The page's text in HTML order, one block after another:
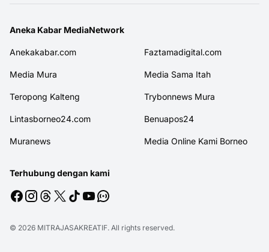
Aneka Kabar MediaNetwork
Anekakabar.com Faztamadigital.com
Media Mura Media Sama Itah
Teropong Kalteng Trybonnews Mura
Lintasborneo24.com Benuapos24
Muranews Media Online Kami Borneo
Terhubung dengan kami
© 2026 MITRAJASAKREATIF. All rights reserved.